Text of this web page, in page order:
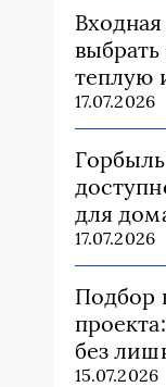
теплую
17.07.2026
для
17.07.2026
Подбор
без
15.07.2026